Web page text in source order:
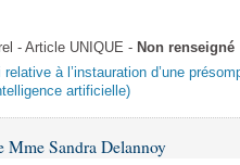
- Article UNIQUE - Non renseigné
à l’instauration d’une
artificielle)
Mme Sandra Delannoy